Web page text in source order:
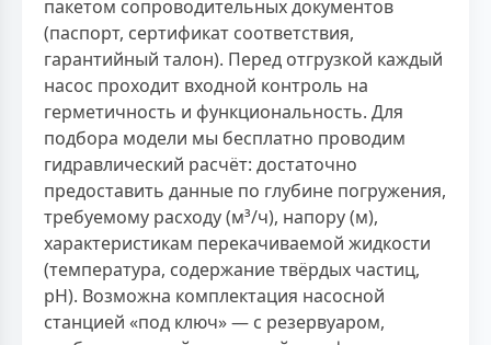
пакетом сопроводительных документов
(паспорт, сертификат соответствия,
гарантийный талон). Перед отгрузкой каждый
насос проходит входной контроль на
герметичность и функциональность. Для
подбора модели мы бесплатно проводим
гидравлический расчёт: достаточно
предоставить данные по глубине погружения,
требуемому расходу (м³/ч), напору (м),
характеристикам перекачиваемой жидкости
(температура, содержание твёрдых частиц,
pH). Возможна комплектация насосной
станцией «под ключ» — с резервуаром,